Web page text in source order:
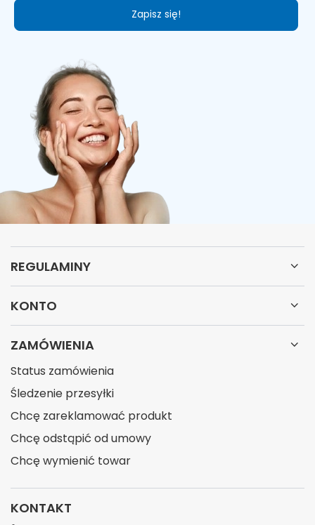
Zapisz się!
REGULAMINY
KONTO
ZAMÓWIENIA
Status zamówienia
Śledzenie przesyłki
Chcę zareklamować produkt
Chcę odstąpić od umowy
Chcę wymienić towar
KONTAKT